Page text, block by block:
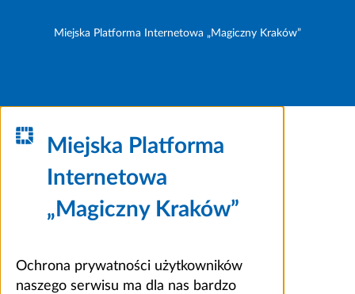
Miejska Platforma Internetowa „Magiczny Kraków”
Miejska Platforma
Internetowa
„Magiczny Kraków”
Ochrona prywatności użytkowników
naszego serwisu ma dla nas bardzo